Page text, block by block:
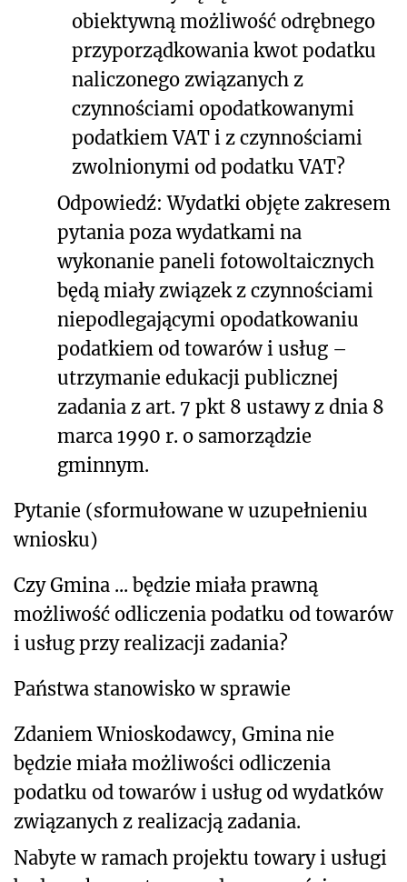
obiektywną możliwość odrębnego
przyporządkowania kwot podatku
naliczonego związanych z
czynnościami opodatkowanymi
podatkiem VAT i z czynnościami
zwolnionymi od podatku VAT?
Odpowiedź: Wydatki objęte zakresem
pytania poza wydatkami na
wykonanie paneli fotowoltaicznych
będą miały związek z czynnościami
niepodlegającymi opodatkowaniu
podatkiem od towarów i usług –
utrzymanie edukacji publicznej
zadania z art. 7 pkt 8 ustawy z dnia 8
marca 1990 r. o samorządzie
gminnym.
Pytanie (sformułowane w uzupełnieniu
wniosku)
CzyGmina ... będzie miała prawną
możliwość odliczenia podatku od towarów
i usług przy realizacji zadania?
Państwa stanowisko w sprawie
Zdaniem Wnioskodawcy, Gmina nie
będzie miała możliwości odliczenia
podatku od towarów i usług od wydatków
związanych z realizacją zadania.
Nabyte w ramach projektu towary i usługi